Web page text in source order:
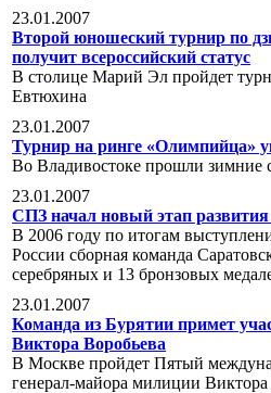
23.01.2007
Второй юношеский турнир по
получит всероссийский статус
В столице Марий Эл пройдет
Евтюхина
23.01.2007
Турнир на ринге «Олимпийца»
Во Владивостоке прошли зимние
23.01.2007
СПЗ начал новый этап развития
В 2006 году по итогам
России сборная команда
серебряных и 13 бронзовых
23.01.2007
Команда из Бурятии примет
Виктора Воробьева
В Москве пройдет Пятый
генерал-майора милиции Виктора